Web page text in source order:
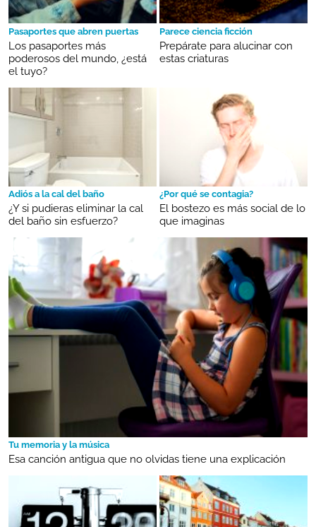
Pasaportes que abren puertas
Los pasaportes más
poderosos del mundo, ¿está
el tuyo?
Parece ciencia ficción
Prepárate para alucinar con
estas criaturas
Adiós a la cal del baño
¿Y si pudieras eliminar la cal
del baño sin esfuerzo?
¿Por qué se contagia?
El bostezo es más social de lo
que imaginas
Tu memoria y la música
Esa canción antigua que no olvidas tiene una explicación